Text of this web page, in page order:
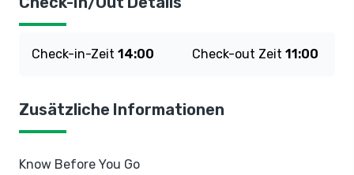
Check-in-Zeit 14:00 Check-out Zeit 11:00
Zusätzliche Informationen
Know Before You Go